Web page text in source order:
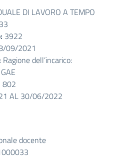
DI LAVORO A TEMPO
3922
09/2021
Ragione dell’incarico:
GAE
802
AL 30/06/2022
docente